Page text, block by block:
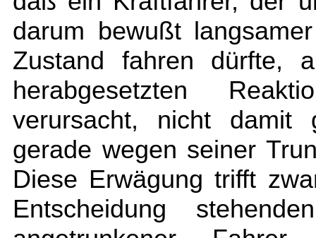
darum bewußt
Zustand fahren dürfte,
herabgesetzten
verursacht, nicht
gerade wegen seiner
Diese Erwägung trifft
Entscheidung